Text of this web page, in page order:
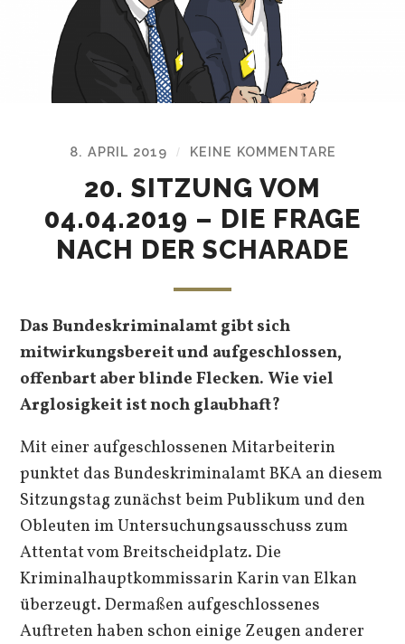
8. APRIL 2019 / KEINE KOMMENTARE
20. SITZUNG VOM
04.04.2019 – DIE FRAGE
NACH DER SCHARADE
Das Bundeskriminalamt gibt sich
mitwirkungsbereit und aufgeschlossen,
offenbart aber blinde Flecken. Wie viel
Arglosigkeit ist noch glaubhaft?
Mit einer aufgeschlossenen Mitarbeiterin
punktet das Bundeskriminalamt BKA an diesem
Sitzungstag zunächst beim Publikum und den
Obleuten im Untersuchungsausschuss zum
Attentat vom Breitscheidplatz. Die
Kriminalhauptkommissarin Karin van Elkan
überzeugt. Dermaßen aufgeschlossenes
Auftreten haben schon einige Zeugen anderer